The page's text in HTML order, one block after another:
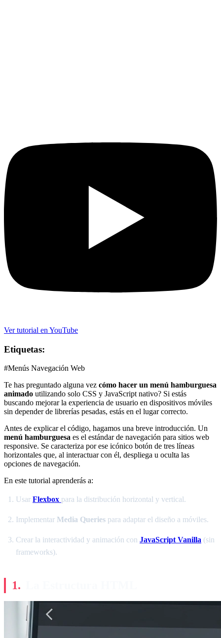
Ver tutorial en YouTube
Etiquetas:
#Menús Navegación Web
Te has preguntado alguna vez cómo hacer un menú hamburguesa
animado utilizando solo CSS y JavaScript nativo? Si estás
buscando mejorar la experiencia de usuario en dispositivos móviles
sin depender de librerías pesadas, estás en el lugar correcto.
Antes de explicar el código, hagamos una breve introducción. Un
menú hamburguesa es el estándar de navegación para sitios web
responsive. Se caracteriza por ese icónico botón de tres líneas
horizontales que, al interactuar con él, despliega u oculta las
opciones de navegación.
En este tutorial aprenderás a:
Usar Flexbox para la distribución horizontal y vertical.
Implementar Media Queries para adaptar el diseño a móviles.
Crear la interactividad y animación con JavaScript Vanilla (sin
frameworks).